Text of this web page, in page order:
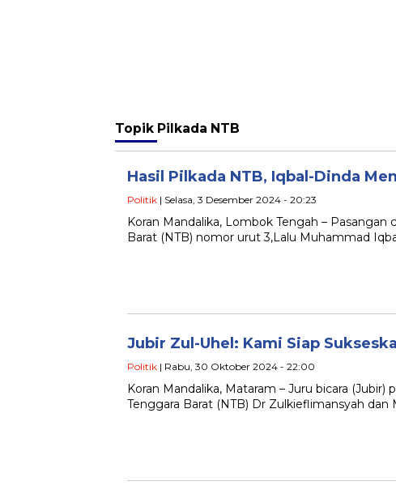
Topik Pilkada NTB
Hasil Pilkada NTB, Iqbal-Dinda
Politik | Selasa, 3 Desember 2024 - 20:23
Koran Mandalika, Lombok Tengah – Pasangan
Barat (NTB) nomor urut 3,Lalu Muhammad
Jubir Zul-Uhel: Kami Siap
Politik | Rabu, 30 Oktober 2024 - 22:00
Koran Mandalika, Mataram – Juru bicara
Tenggara Barat (NTB) Dr Zulkieflimansyah dan